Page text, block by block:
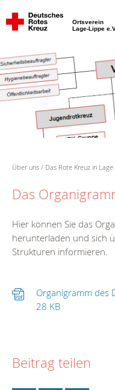
Ortsverein
Lage-Lippe
Über uns Das Rote Kreuz in Lage
Das
Hier können Sie das
herunterladen und sich
Strukturen informieren.
Organigramm des
28 KB
Beitrag teilen